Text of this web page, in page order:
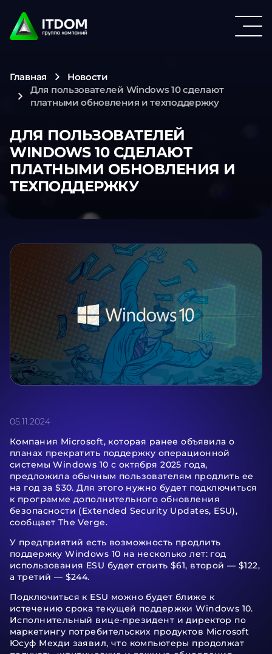
Главная
Новости
Для пользователей Windows 10 сделают
платными обновления и техподдержку
ДЛЯ ПОЛЬЗОВАТЕЛЕЙ
WINDOWS 10 СДЕЛАЮТ
ПЛАТНЫМИ ОБНОВЛЕНИЯ И
ТЕХПОДДЕРЖКУ
05.11.2024
Компания Microsoft, которая ранее объявила о
планах прекратить поддержку операционной
системы Windows 10 с октября 2025 года,
предложила обычным пользователям продлить ее
на год за $30. Для этого нужно будет подключиться
к программе дополнительного обновления
безопасности (Extended Security Updates, ESU),
сообщает The Verge.
У предприятий есть возможность продлить
поддержку Windows 10 на несколько лет: год
использования ESU будет стоить $61, второй — $122,
а третий — $244.
Подключиться к ESU можно будет ближе к
истечению срока текущей поддержки Windows 10.
Исполнительный вице-президент и директор по
маркетингу потребительских продуктов Microsoft
Юсуф Мехди заявил, что компьютеры продолжат